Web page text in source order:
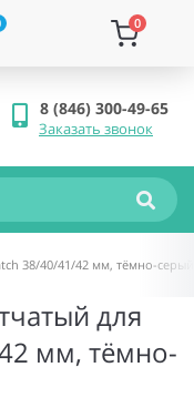
0
8 (846) 300-49-65
Заказать звонок
38/40/41/42 мм, тёмно-
для
мм, тёмно-